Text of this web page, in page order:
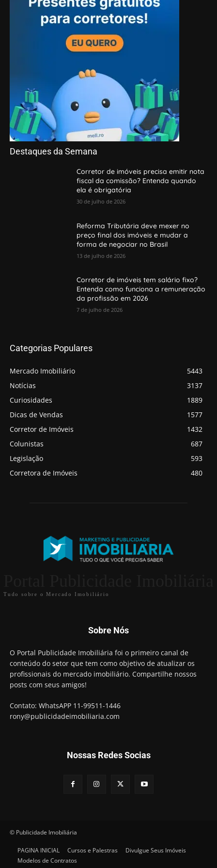
Destaques da Semana
Corretor de imóveis precisa emitir nota
fiscal da comissão? Entenda quando
ela é obrigatória
30 de julho de 2026
Reforma Tributária deve mexer no
preço final dos imóveis e mudar a
forma de negociar no Brasil
13 de julho de 2026
Corretor de imóveis tem salário fixo?
Entenda como funciona a remuneração
da profissão em 2026
7 de julho de 2026
Categorias Populares
Mercado Imobiliário
5443
Notícias
3137
Curiosidades
1889
Dicas de Vendas
1577
Corretor de Imóveis
1432
Colunistas
687
Legislação
593
Corretora de Imóveis
480
Tudo sobre o Mercado Imobiliário
Sobre Nós
O Portal Publicidade Imobiliária foi o primeiro canal de
conteúdo do setor que tem como objetivo de atualizar os
profissionais do mercado imobiliário. Compartilhe nossos
posts com seus amigos!
Contato: WhatsAPP 11-99511-1446
rony@publicidadeimobiliaria.com
Nossas Redes Socias
© Publicidade Imobiliária
PAGINA INICIAL Cursos e Palestras
Divulgue Seus Imóveis
Modelos de Contratos